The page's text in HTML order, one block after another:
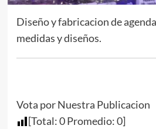
Diseño y fabricacion de
medidas y diseños.
Vota por Nuestra Publicacion
[Total:0Promedio:0]